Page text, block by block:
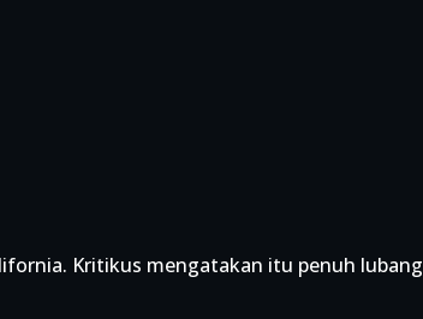
Kritikus mengatakan itu penuh lubang